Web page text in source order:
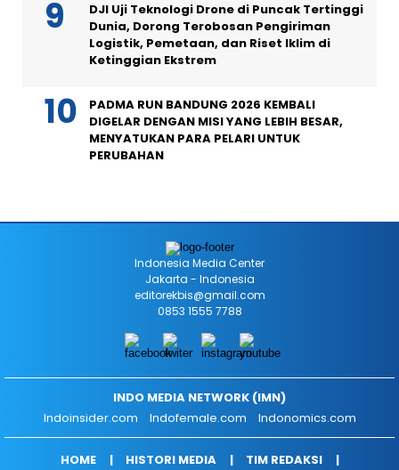
DJI Uji Teknologi Drone di Puncak Tertinggi
Dunia, Dorong Terobosan Pengiriman
Logistik, Pemetaan, dan Riset Iklim di
Ketinggian Ekstrem
PADMA RUN BANDUNG 2026 KEMBALI
DIGELAR DENGAN MISI YANG LEBIH BESAR,
MENYATUKAN PARA PELARI UNTUK
PERUBAHAN
Indonesia Media Center
Jakarta - Indonesia
editorekbis@gmail.com
0853 1555 7788
INDO MEDIA NETWORK (IMN)
Indoinsider.com
Indofemale.com Indonomics.com
HOME HISTORI MEDIA TIM REDAKSI